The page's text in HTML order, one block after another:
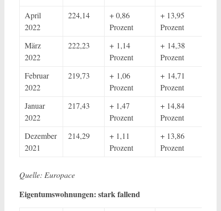
April
2022
224,14
+ 0,86
Prozent
+ 13,95
Prozent
März
2022
222,23
+ 1,14
Prozent
+ 14,38
Prozent
Februar
2022
219,73
+ 1,06
Prozent
+ 14,71
Prozent
Januar
2022
217,43
+ 1,47
Prozent
+ 14,84
Prozent
Dezember
2021
214,29
+ 1,11
Prozent
+ 13,86
Prozent
Quelle: Europace
Eigentumswohnungen: stark fallend